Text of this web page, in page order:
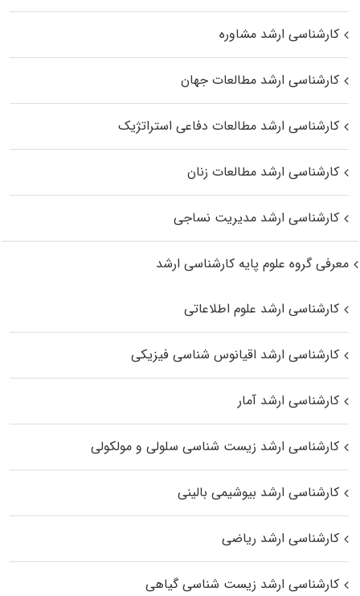
کارشناسی ارشد مشاوره
کارشناسی ارشد مطالعات جهان
کارشناسی ارشد مطالعات دفاعی استراتژیک
کارشناسی ارشد مطالعات زنان
کارشناسی ارشد مدیریت نساجی
معرفی گروه علوم پایه کارشناسی ارشد
کارشناسی ارشد علوم اطلاعاتی
کارشناسی ارشد اقیانوس‌ شناسی فیزیکی
کارشناسی ارشد آمار
کارشناسی ارشد زیست شناسی سلولی و مولکولی
کارشناسی ارشد بیوشیمی بالینی
کارشناسی ارشد ریاضی
کارشناسی ارشد زیست‌ شناسی گیاهی